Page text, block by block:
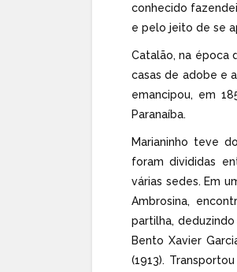
conhecido
e pelo jeito de se
Catalão, na época
casas de adobe e
emancipou, em
Paranaíba.
Marianinho teve
foram divididas
várias sedes. Em
Ambrosina,
partilha,
Bento Xavier
(1913).